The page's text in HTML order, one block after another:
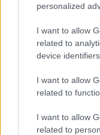
personalized
I want to allow
related to
device
I want to allow
related to
I want to allow
related to